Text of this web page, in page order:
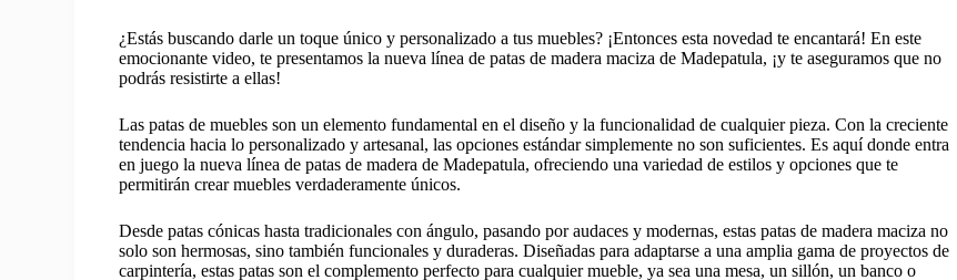
¿Estás buscando darle un toque único y personalizado a tus muebles? ¡Entonces esta novedad te encantará! En este
emocionante video, te presentamos la nueva línea de patas de madera maciza de Madepatula, ¡y te aseguramos que no
podrás resistirte a ellas!
Las patas de muebles son un elemento fundamental en el diseño y la funcionalidad de cualquier pieza. Con la creciente
tendencia hacia lo personalizado y artesanal, las opciones estándar simplemente no son suficientes. Es aquí donde entra
en juego la nueva línea de patas de madera de Madepatula, ofreciendo una variedad de estilos y opciones que te
permitirán crear muebles verdaderamente únicos.
Desde patas cónicas hasta tradicionales con ángulo, pasando por audaces y modernas, estas patas de madera maciza no
solo son hermosas, sino también funcionales y duraderas. Diseñadas para adaptarse a una amplia gama de proyectos de
carpintería, estas patas son el complemento perfecto para cualquier mueble, ya sea una mesa, un sillón, un banco o